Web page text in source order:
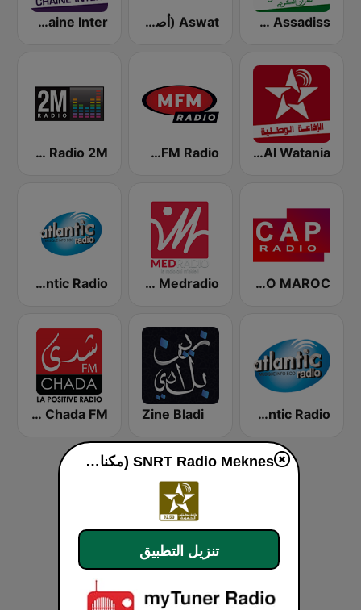
SNRT Radio Idaat Mohammed Assadiss (السادسة) Aswat (أصوات) Chaine Inter (شين أنتر )
Al Watania (الإذاعة الوطنية) MFM Radio (مفم راديو) Radio 2M (راديو 2 م)
CAP RADIO MAROC Medradio (ميد راديو) Atlantic Radio
Atlantic Radio (أتلانتيك راديو) Zine Bladi Chada FM (شدى فم)
SNRT Radio Meknes (مكناس)
تنزيل التطبيق